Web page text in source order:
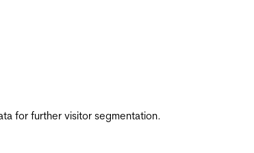
for further visitor segmentation.